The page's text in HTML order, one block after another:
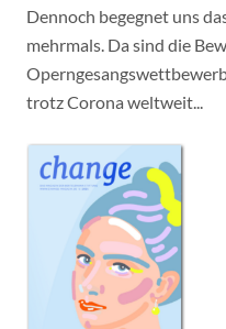
Dennoch begegnet uns
mehrmals. Da sind die
trotz Corona weltweit...